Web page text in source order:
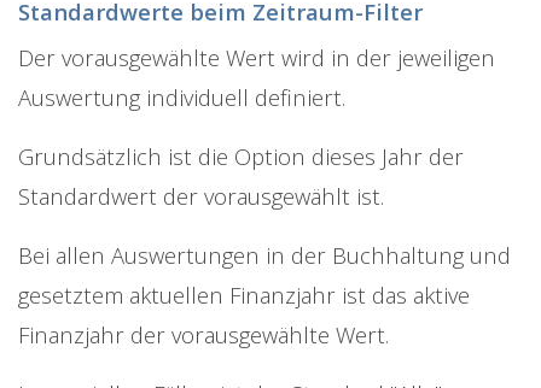
Standardwerte beim Zeitraum-Filter
Der vorausgewählte Wert wird in der jeweiligen
Auswertung individuell definiert.
Grundsätzlich ist die Option dieses Jahr der
Standardwert der vorausgewählt ist.
Bei allen Auswertungen in der Buchhaltung und
gesetztem aktuellen Finanzjahr ist das aktive
Finanzjahr der vorausgewählte Wert.